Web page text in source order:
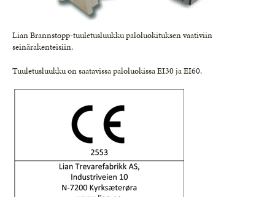
Lian Brannstopp-tuuletusluukku paloluokituksen vaativiin
seinärakenteisiin.
Tuuletusluukku on saatavissa paloluokissa EI30 ja EI60.